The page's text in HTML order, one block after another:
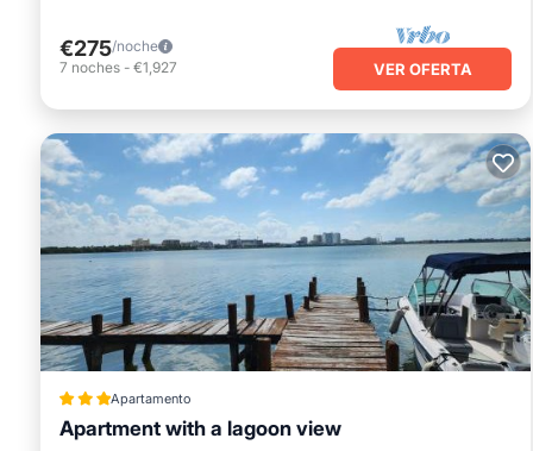
€275/noche
7 noches - €1,927 VER OFERTA
Apartamento
Apartment with a lagoon view